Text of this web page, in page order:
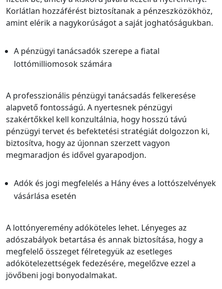
Korlátlan hozzáférést biztosítanak a pénzeszközökhöz,
amint elérik a nagykorúságot a saját joghatóságukban.
A pénzügyi tanácsadók szerepe a fiatal
lottómilliomosok számára
A professzionális pénzügyi tanácsadás felkeresése
alapvető fontosságú. A nyertesnek pénzügyi
szakértőkkel kell konzultálnia, hogy hosszú távú
pénzügyi tervet és befektetési stratégiát dolgozzon ki,
biztosítva, hogy az újonnan szerzett vagyon
megmaradjon és idővel gyarapodjon.
Adók és jogi megfelelés a Hány éves a lottószelvények
vásárlása esetén
A lottónyeremény adóköteles lehet. Lényeges az
adószabályok betartása és annak biztosítása, hogy a
megfelelő összeget félretegyük az esetleges
adókötelezettségek fedezésére, megelőzve ezzel a
jövőbeni jogi bonyodalmakat.